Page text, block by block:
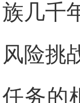
族几千
风险挑
任务的